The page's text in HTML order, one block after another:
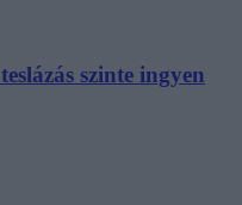
szinte ingyen